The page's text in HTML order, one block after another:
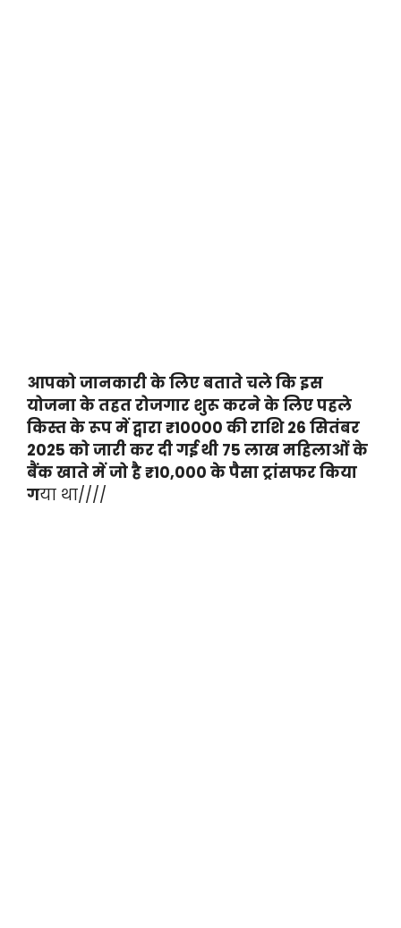
आपको जानकारी के लिए बताते चले कि इस
योजना के तहत रोजगार शुरू करने के लिए पहले
किस्त के रूप में द्वारा ₹10000 की राशि 26 सितंबर
2025 को जारी कर दी गई थी 75 लाख महिलाओं के
बैंक खाते में जो है ₹10,000 के पैसा ट्रांसफर किया
गया था////